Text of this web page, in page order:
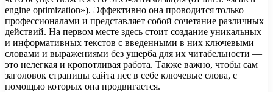
engine optimization»). Эффективно она проводится только
профессионалами и представляет собой сочетание различных
действий. На первом месте здесь стоит создание уникальных
и информативных текстов с введенными в них ключевыми
словами и выражениями без ущерба для их читабельности —
это нелегкая и кропотливая работа. Также важно, чтобы сам
заголовок страницы сайта нес в себе ключевые слова, с
помощью которых она продвигается.